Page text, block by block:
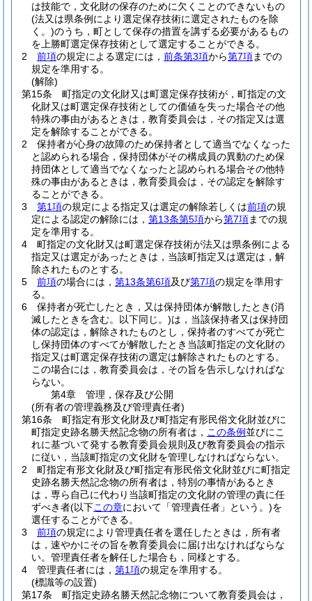
は技能で，文化財の保存のために欠くことのできないもの
(法又は県条例により選定保存技術に選定されたものを除
く。)のうち，町として保存の措置を講ずる必要があるもの
を上勝町選定保存技術として選定することができる。
2
前項の規定による選定には， 前条第3項から第7項までの
規定を準用する。
(解除)
第15条
町指定の文化財又は町選定保存技術が，町指定の文
化財又は町選定保存技術としての価値を失った場合その他
特殊の事由があるときは，教育委員会は，その指定又は選
定を解除することができる。
2
保持者が心身の故障のため保持者として適当でなくなった
と認められる場合，保持団体がその構成員の異動のため保
持団体として適当でなくなったと認められる場合その他特
殊の事由があるときは，教育委員会は，その認定を解除す
ることができる。
3
第1項の規定による指定又は選定の解除若しくは前項の規
定による認定の解除には， 第13条第5項から第7項までの規
定を準用する。
4
町指定の文化財又は町選定保存技術が法又は県条例による
指定又は選定があったときは，当該町指定又は選定は，解
除されたものとする。
5
前項の場合には， 第13条第6項及び第7項の規定を準用す
る。
6
保持者が死亡したとき，又は保持団体が解散したとき(消
滅したときを含む。以下同じ。)は，当該保持者又は保持団
体の認定は，解除されたものとし，保持者のすべてが死亡
し保持団体のすべてが解散したとき当該町指定の文化財の
指定又は町選定保存技術の選定は解除されたものとする。
この場合には，教育委員会は，その旨を告示しなければな
らない。
第4章
管理，保存及び公開
(所有者の管理義務及び管理責任者)
第16条
町指定有形文化財及び町指定有形民俗文化財並びに
町指定史跡名勝天然記念物の所有者は， この条例 並びにこ
れに基づいて発する教育委員会規則及び教育委員会の指示
に従い，当該町指定の文化財を管理しなければならない。
2
町指定有形文化財及び町指定有形民俗文化財並びに町指定
史跡名勝天然記念物の所有者は，特別の事情があるとき
は，専ら自己に代わり当該町指定の文化財の管理の責に任
ずべき者(以下この章において「管理責任者」という。)を
選任することができる。
3
前項の規定により管理責任者を選任したときは，所有者
は，速やかにその旨を教育委員会に届け出なければならな
い。 管理責任者を解任した場合も，同様とする。
4
管理責任者には， 第1項の規定を準用する。
(標識等の設置)
第17条
町指定史跡名勝天然記念物について教育委員会は，